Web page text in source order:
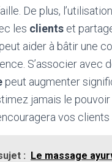
De plus,
les clients et
peut aider à bâtir une
S’associer
peut augmenter
jamais le
vos
: Le massage